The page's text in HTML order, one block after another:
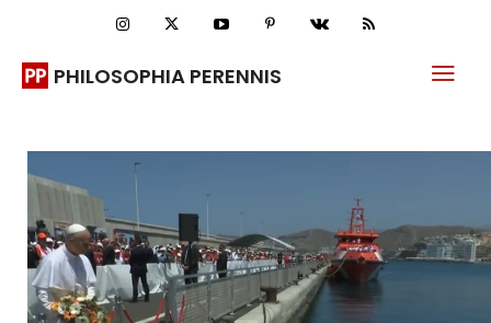
PHILOSOPHIA PERENNIS